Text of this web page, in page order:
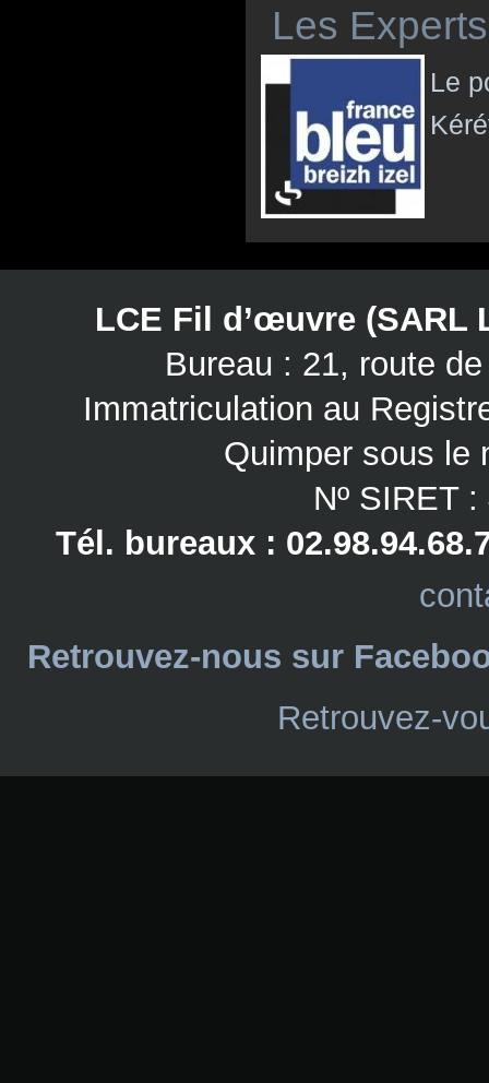
Les
Le
LCE Fil d’œuvre
Bureau : 21, route
Immatriculation au
Quimper sous le
Nº SIRET
Tél. bureaux :
Retrouvez-nous sur
Retrouvez-